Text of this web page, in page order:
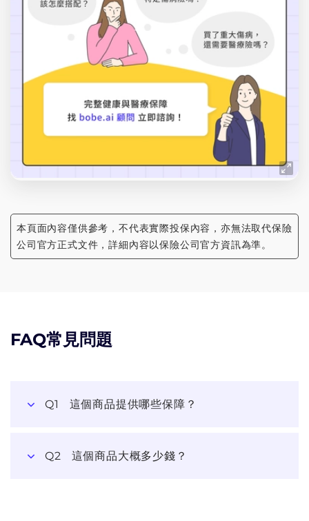
本頁面內容僅供參考，不代表實際投保內容，亦無法取代保險
公司官方正式文件，詳細內容以保險公司官方資訊為準。
FAQ常見問題
Q1 這個商品提供哪些保障？
Q2 這個商品大概多少錢？